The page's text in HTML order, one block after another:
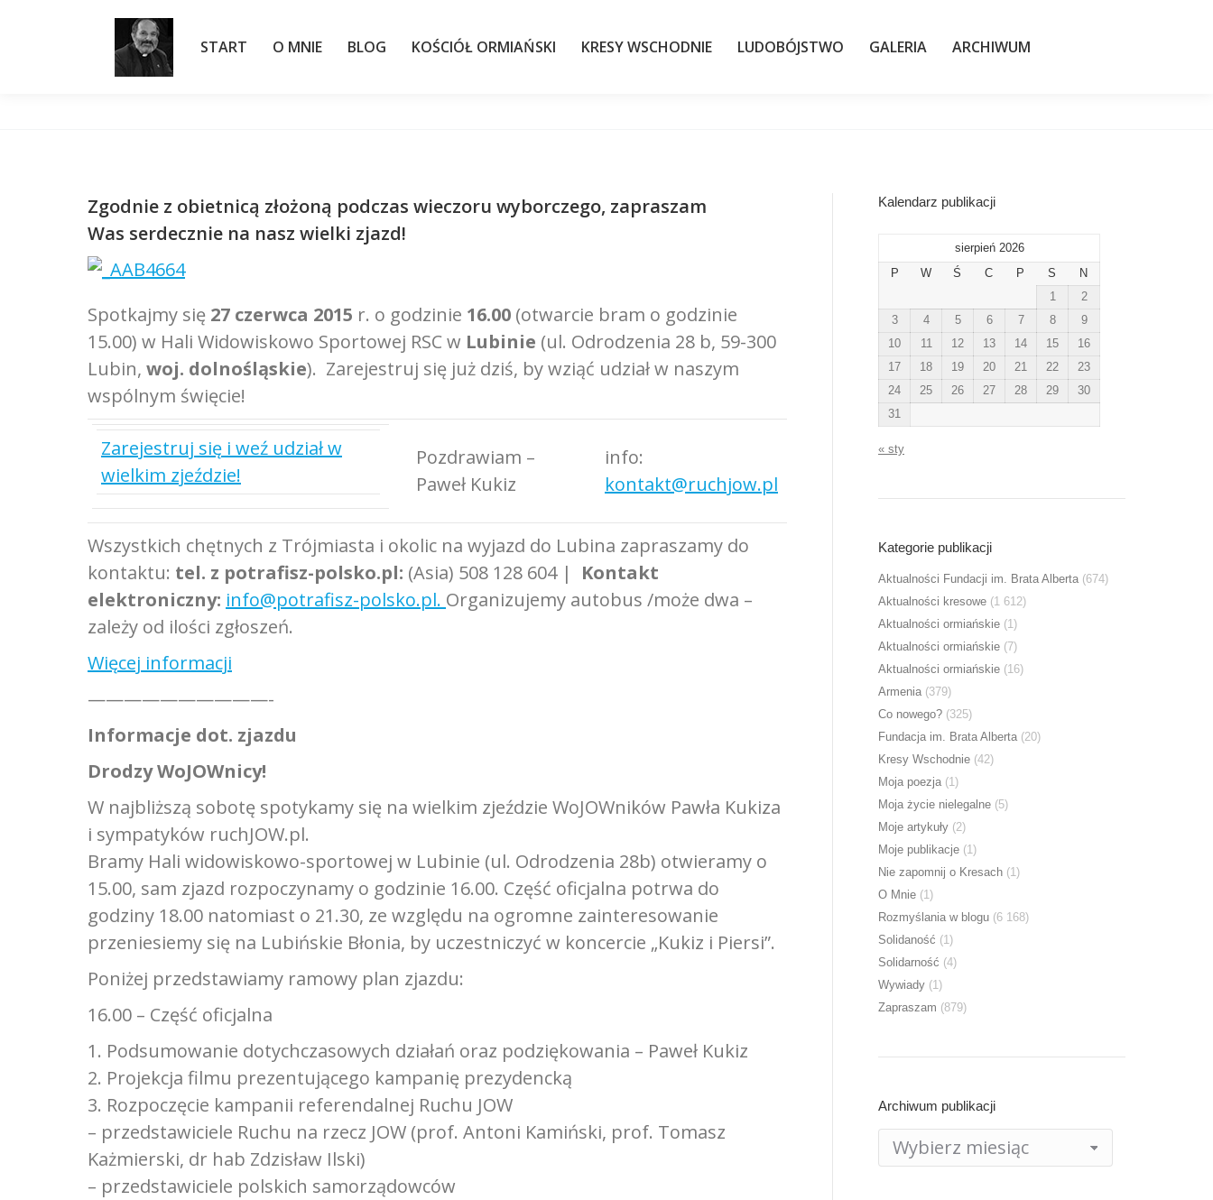
START O MNIE BLOG KOŚCIÓŁ ORMIAŃSKI KRESY WSCHODNIE LUDOBÓJSTWO GALERIA ARCHIWUM
Zgodnie z obietnicą złożoną podczas wieczoru wyborczego, zapraszam
Was serdecznie na nasz wielki zjazd!
Spotkajmy się 27 czerwca 2015 r. o godzinie 16.00 (otwarcie bram o godzinie
15.00) w Hali Widowiskowo Sportowej RSC w Lubinie (ul. Odrodzenia 28 b, 59-300
Lubin, woj. dolnośląskie). Zarejestruj się już dziś, by wziąć udział w naszym
wspólnym święcie!
Zarejestruj się i weź udział w
wielkim zjeździe!
Pozdrawiam –
Paweł Kukiz
info:
kontakt@ruchjow.pl
Wszystkich chętnych z Trójmiasta i okolic na wyjazd do Lubina zapraszamy do
kontaktu: tel. z potrafisz-polsko.pl: (Asia) 508 128 604| Kontakt
elektroniczny: info@potrafisz-polsko.pl. Organizujemy autobus /może dwa –
zależy od ilości zgłoszeń.
Więcej informacji
——————————-
Informacje dot. zjazdu
Drodzy WoJOWnicy!
W najbliższą sobotę spotykamy się na wielkim zjeździe WoJOWników Pawła Kukiza
i sympatyków ruchJOW.pl.
Bramy Hali widowiskowo-sportowej w Lubinie (ul. Odrodzenia 28b) otwieramy o
15.00, sam zjazd rozpoczynamy o godzinie 16.00. Część oficjalna potrwa do
godziny 18.00 natomiast o 21.30, ze względu na ogromne zainteresowanie
przeniesiemy się na Lubińskie Błonia, by uczestniczyć w koncercie „Kukiz i Piersi”.
Poniżej przedstawiamy ramowy plan zjazdu:
16.00 – Część oficjalna
1. Podsumowanie dotychczasowych działań oraz podziękowania – Paweł Kukiz
2. Projekcja filmu prezentującego kampanię prezydencką
3. Rozpoczęcie kampanii referendalnej Ruchu JOW
– przedstawiciele Ruchu na rzecz JOW (prof. Antoni Kamiński, prof. Tomasz
Każmierski, dr hab Zdzisław Ilski)
– przedstawiciele polskich samorządowców
Kalendarz publikacji
sierpień 2026
P
W Ś C P S
N
1
2
3
4 5 6 7 8
9
10
11 12 13 14 15
16
17
18 19 20 21 22
23
24
25 26 27 28 29
30
31
« sty
Kategorie publikacji
Aktualności Fundacji im. Brata Alberta (674)
Aktualności kresowe (1 612)
Aktualności ormiańskie (1)
Aktualności ormiańskie (7)
Aktualności ormiańskie (16)
Armenia (379)
Co nowego? (325)
Fundacja im. Brata Alberta (20)
Kresy Wschodnie (42)
Moja poezja (1)
Moja życie nielegalne (5)
Moje artykuły (2)
Moje publikacje (1)
Nie zapomnij o Kresach (1)
O Mnie (1)
Rozmyślania w blogu (6 168)
Solidaność (1)
Solidarność (4)
Wywiady (1)
Zapraszam (879)
Archiwum publikacji
publikacji